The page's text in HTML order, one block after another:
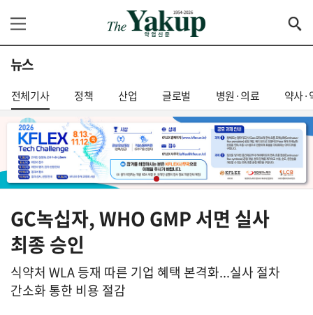
뉴스
전체기사 정책 산업 글로벌 병원·의료 약사·
GC녹십자, WHO GMP 서면 실사
최종 승인
식약처 WLA 등재 따른 기업 혜택 본격화...실사 절차
간소화 통한 비용 절감